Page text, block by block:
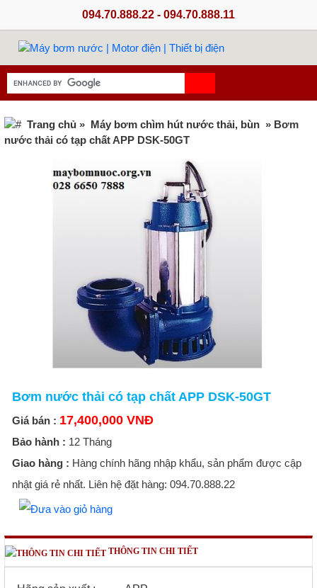
094.70.888.22 - 094.70.888.11
Trang chủ » Máy bơm chìm hút nước thải, bùn » Bơm
nước thải có tạp chất APP DSK-50GT
Bơm nước thải có tạp chất APP DSK-50GT
Giá bán : 17,400,000 VNĐ
Bảo hành : 12 Tháng
Giao hàng : Hàng chính hãng nhập khẩu, sản phẩm được cập
nhật giá rẻ nhất. Liên hệ đặt hàng: 094.70.888.22
THÔNG TIN CHI TIẾT